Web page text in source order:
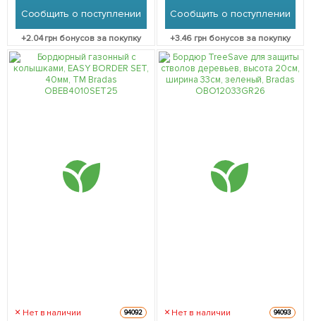
Сообщить о поступлении
+2.04грн бонусов за покупку
Сообщить о поступлении
+3.46 грн бонусов за покупку
Нет в наличии 94092 Нет в наличии 94093